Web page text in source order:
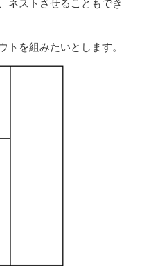
ネストさせることもでき
トを組みたいとします。